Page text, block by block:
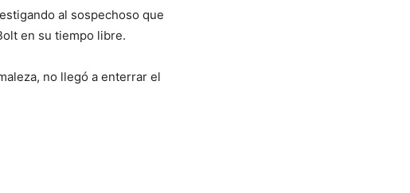
al sospechoso que
en su tiempo libre.
no llegó a enterrar el